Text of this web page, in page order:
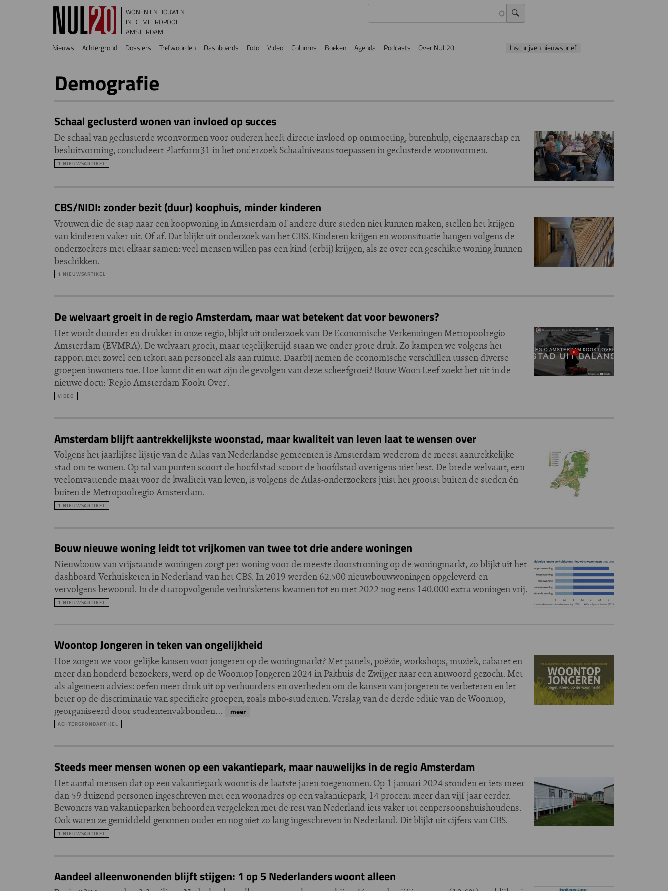
Overslaan en naar de inhoud gaan
WONEN EN BOUWEN
IN DE METROPOOL
AMSTERDAM
Hoofdnavigatie
Nieuws Achtergrond Dossiers Trefwoorden Dashboards Foto Video Columns Boeken Agenda Podcasts Over NUL20 Inschrijven nieuwsbrief
Demografie
Schaal geclusterd wonen van invloed op succes
De schaal van geclusterde woonvormen voor ouderen heeft directe invloed op ontmoeting, burenhulp, eigenaarschap en
besluitvorming, concludeert Platform31 in het onderzoek Schaalniveaus toepassen in geclusterde woonvormen.
1 NIEUWSARTIKEL
CBS/NIDI: zonder bezit (duur) koophuis, minder kinderen
Vrouwen die de stap naar een koopwoning in Amsterdam of andere dure steden niet kunnen maken, stellen het krijgen
van kinderen vaker uit. Of af. Dat blijkt uit onderzoek van het CBS. Kinderen krijgen en woonsituatie hangen volgens de
onderzoekers met elkaar samen: veel mensen willen pas een kind (erbij) krijgen, als ze over een geschikte woning kunnen
beschikken.
1 NIEUWSARTIKEL
De welvaart groeit in de regio Amsterdam, maar wat betekent dat voor bewoners?
Het wordt duurder en drukker in onze regio, blijkt uit onderzoek van De Economische Verkenningen Metropoolregio
Amsterdam (EVMRA). De welvaart groeit, maar tegelijkertijd staan we onder grote druk. Zo kampen we volgens het
rapport met zowel een tekort aan personeel als aan ruimte. Daarbij nemen de economische verschillen tussen diverse
groepen inwoners toe. Hoe komt dit en wat zijn de gevolgen van deze scheefgroei? Bouw Woon Leef zoekt het uit in de
nieuwe docu: 'Regio Amsterdam Kookt Over'.
VIDEO
Amsterdam blijft aantrekkelijkste woonstad, maar kwaliteit van leven laat te wensen over
Volgens het jaarlijkse lijstje van de Atlas van Nederlandse gemeenten is Amsterdam wederom de meest aantrekkelijke
stad om te wonen. Op tal van punten scoort de hoofdstad scoort de hoofdstad overigens niet best. De brede welvaart, een
veelomvattende maat voor de kwaliteit van leven, is volgens de Atlas-onderzoekers juist het grootst buiten de steden én
buiten de Metropoolregio Amsterdam.
1 NIEUWSARTIKEL
Bouw nieuwe woning leidt tot vrijkomen van twee tot drie andere woningen
Nieuwbouw van vrijstaande woningen zorgt per woning voor de meeste doorstroming op de woningmarkt, zo blijkt uit het
dashboard Verhuisketen in Nederland van het CBS. In 2019 werden 62.500 nieuwbouwwoningen opgeleverd en
vervolgens bewoond. In de daaropvolgende verhuisketens kwamen tot en met 2022 nog eens 140.000 extra woningen vrij.
1 NIEUWSARTIKEL
Woontop Jongeren in teken van ongelijkheid
Hoe zorgen we voor gelijke kansen voor jongeren op de woningmarkt? Met panels, poëzie, workshops, muziek, cabaret en
meer dan honderd bezoekers, werd op de Woontop Jongeren 2024 in Pakhuis de Zwijger naar een antwoord gezocht. Met
als algemeen advies: oefen meer druk uit op verhuurders en overheden om de kansen van jongeren te verbeteren en let
beter op de discriminatie van specifieke groepen, zoals mbo-studenten. Verslag van de derde editie van de Woontop,
georganiseerd door studentenvakbonden…
meer
ACHTERGRONDARTIKEL
Steeds meer mensen wonen op een vakantiepark, maar nauwelijks in de regio Amsterdam
Het aantal mensen dat op een vakantiepark woont is de laatste jaren toegenomen. Op 1 januari 2024 stonden er iets meer
dan 59 duizend personen ingeschreven met een woonadres op een vakantiepark, 14 procent meer dan vijf jaar eerder.
Bewoners van vakantieparken behoorden vergeleken met de rest van Nederland iets vaker tot eenpersoonshuishoudens.
Ook waren ze gemiddeld genomen ouder en nog niet zo lang ingeschreven in Nederland. Dit blijkt uit cijfers van CBS.
1 NIEUWSARTIKEL
Aandeel alleenwonenden blijft stijgen: 1 op 5 Nederlanders woont alleen